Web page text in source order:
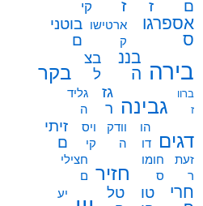
ם
ז
ז
קי
אספרגו
ס
ארטישו
ק
בוטני
ם
בירה
בננ
ה
בצ
ל
בקר
ברוו
ז
גבינה
גז
ר
גליד
ה
דגים
הו
דו
וודק
ה
ויס
קי
זיתי
ם
זעת
ר
חומו
ס
חזיר
חצילי
ם
חרי
טו
טל
יע